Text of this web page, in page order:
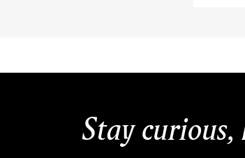
Stay curious,